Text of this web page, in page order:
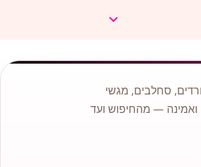
סחלבים, מגשי
ואמינה — מהחיפוש ועד